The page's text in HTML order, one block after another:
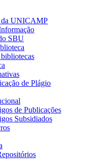
UNICAMP
SBU
de Plágio
de Publicações
Subsidiados